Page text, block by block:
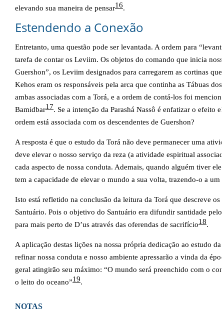
elevando sua maneira de pensar16.
Estendendo a Conexão
Entretanto, uma questão pode ser levantada. A ordem para
tarefa de contar os Leviim. Os objetos do comando que inicia
Guershon”, os Leviim designados para carregarem as cortinas
Kehos eram os responsáveis pela arca que continha as Tábuas
ambas associadas com a Torá, e a ordem de contá-los foi
Bamidbar17. Se a intenção da Parashá Nassô é enfatizar o efeito
ordem está associada com os descendentes de Guershon?
A resposta é que o estudo da Torá não deve permanecer uma
deve elevar o nosso serviço da reza (a atividade espiritual
cada aspecto de nossa conduta. Ademais, quando alguém tiver
tem a capacidade de elevar o mundo a sua volta, trazendo-o a
Isto está refletido na conclusão da leitura da Torá que descreve
Santuário. Pois o objetivo do Santuário era difundir santidade
para mais perto de D’us através das oferendas de sacrifício18.
A aplicação destas lições na nossa própria dedicação ao estudo
refinar nossa conduta e nosso ambiente apressarão a vinda da
geral atingirão seu máximo: “O mundo será preenchido com o
o leito do oceano”19.
NOTAS